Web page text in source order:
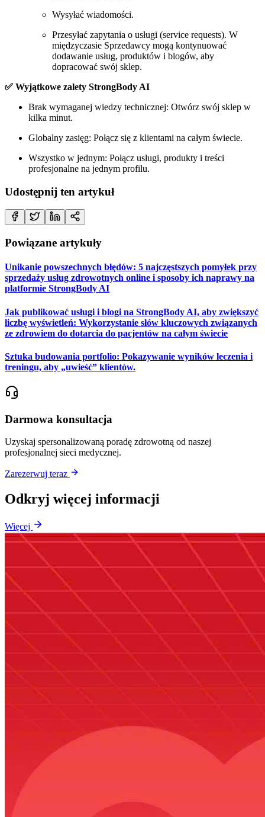
Wysyłać wiadomości.
Przesyłać zapytania o usługi (service requests). W
międzyczasie Sprzedawcy mogą kontynuować
dodawanie usług, produktów i blogów, aby
dopracować swój sklep.
✅ Wyjątkowe zalety StrongBody AI
Brak wymaganej wiedzy technicznej: Otwórz swój sklep w
kilka minut.
Globalny zasięg: Połącz się z klientami na całym świecie.
Wszystko w jednym: Połącz usługi, produkty i treści
profesjonalne na jednym profilu.
Udostępnij ten artykuł
Powiązane artykuły
Unikanie powszechnych błędów: 5 najczęstszych pomyłek przy
sprzedaży usług zdrowotnych online i sposoby ich naprawy na
platformie StrongBody AI
Jak publikować usługi i blogi na StrongBody AI, aby zwiększyć
liczbę wyświetleń: Wykorzystanie słów kluczowych związanych
ze zdrowiem do dotarcia do pacjentów na całym świecie
Sztuka budowania portfolio: Pokazywanie wyników leczenia i
treningu, aby „uwieść” klientów.
Darmowa konsultacja
Uzyskaj spersonalizowaną poradę zdrowotną od naszej
profesjonalnej sieci medycznej.
Zarezerwuj teraz
Odkryj więcej informacji
Więcej